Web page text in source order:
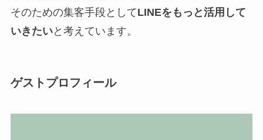
そのための集客手段としてLINEをもっと活用して
いきたいと考えています。
ゲストプロフィール